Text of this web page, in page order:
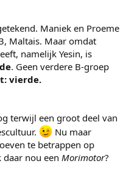
Maniek en Proeme
Maltais. Maar omdat
namelijk Yesin, is
. Geen verdere B-groep
vierde.
terwijl een groot deel van
Nu maar
te betrappen op
nou een Morimotor?